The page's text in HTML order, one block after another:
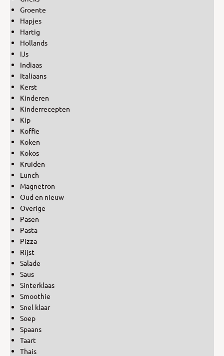
Groente
Hapjes
Hartig
Hollands
IJs
Indiaas
Italiaans
Kerst
Kinderen
Kinderrecepten
Kip
Koffie
Koken
Kokos
Kruiden
Lunch
Magnetron
Oud en nieuw
Overige
Pasen
Pasta
Pizza
Rijst
Salade
Saus
Sinterklaas
Smoothie
Snel klaar
Soep
Spaans
Taart
Thais